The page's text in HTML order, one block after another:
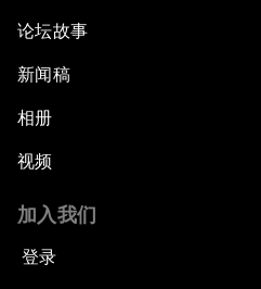
论坛故事
新闻稿
相册
视频
加入我们
登录